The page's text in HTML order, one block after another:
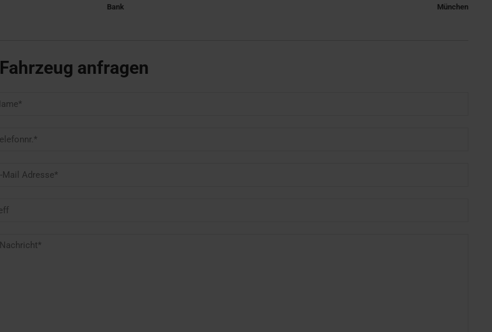
Bank
München
Fahrzeug anfragen